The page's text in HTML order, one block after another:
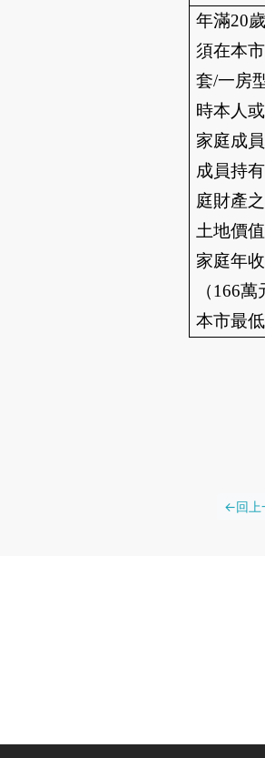
年滿20
須在本
套/一房
時本人
家庭成
成員持
庭財產
土地價
家庭年
（166
本市最